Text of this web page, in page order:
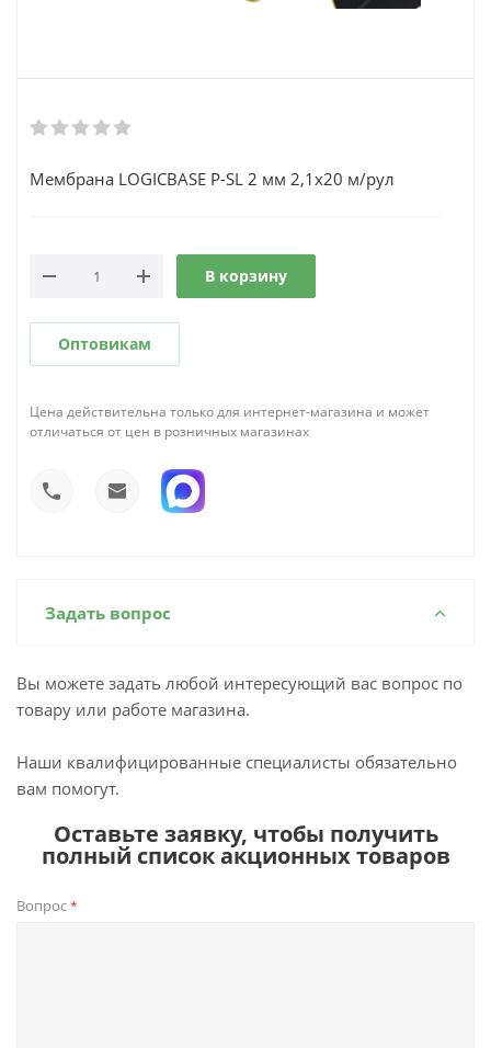
Мембрана LOGICBASE P-SL 2 мм 2,1х20 м/рул
В корзину
Оптовикам
Цена действительна только для интернет-магазина и может
отличаться от цен в розничных магазинах
Задать вопрос
Вы можете задать любой интересующий вас вопрос по
товару или работе магазина.
Наши квалифицированные специалисты обязательно
вам помогут.
Оставьте заявку, чтобы получить
полный список акционных товаров
Вопрос*